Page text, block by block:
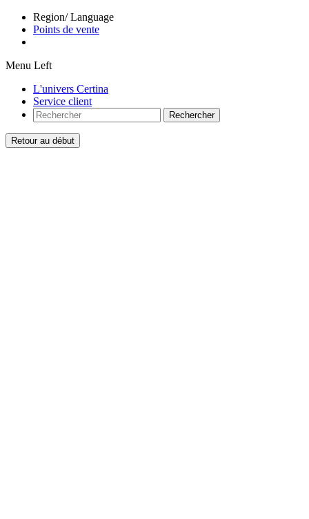
Region/ Language
Points de vente
Menu Left
L'univers Certina
Service client
Rechercher
Retour au début